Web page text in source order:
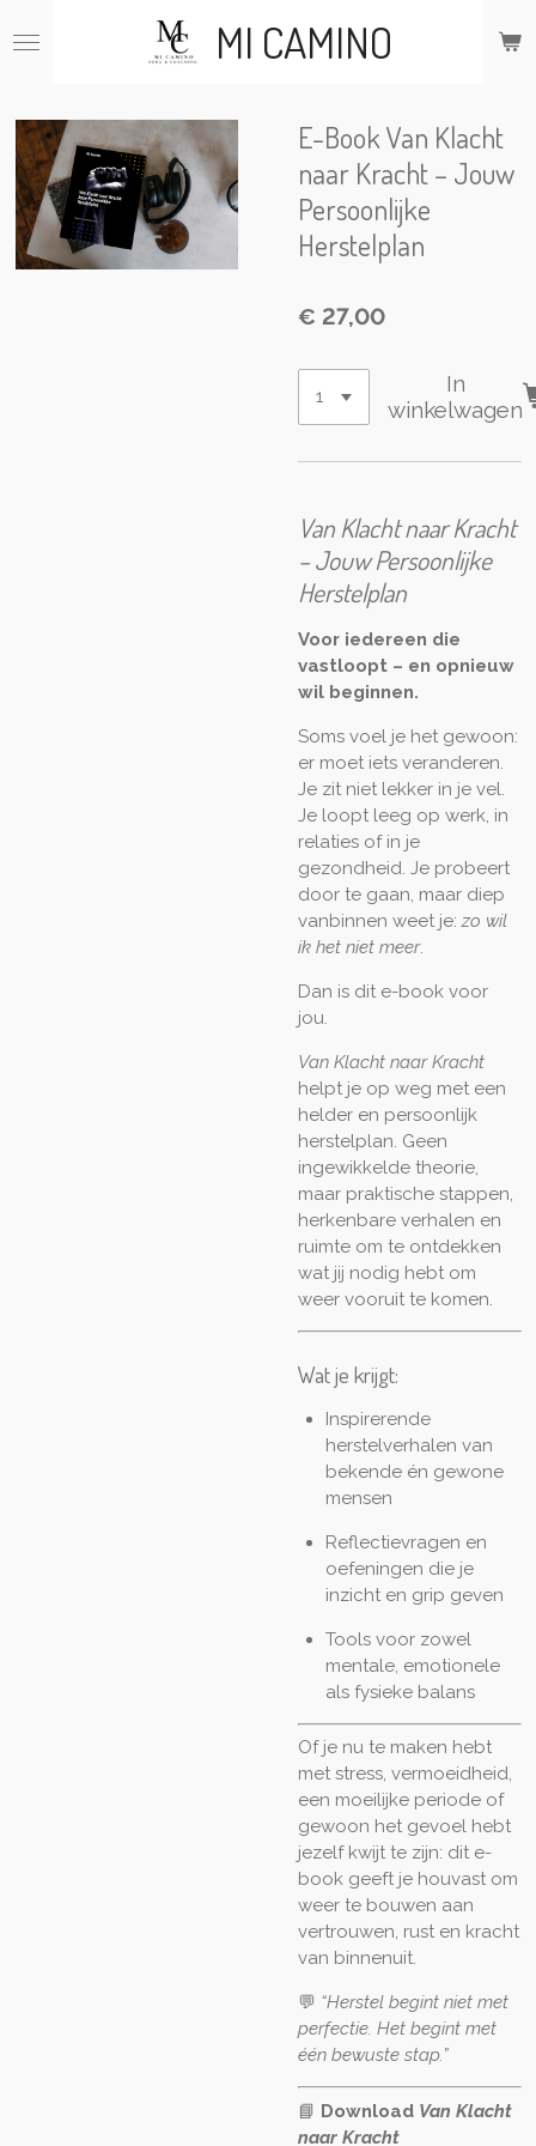
direct
hoofdinhoud
MI CAMINO
E-Book Van Klacht
naar Kracht – Jouw
Persoonlijke
Herstelplan
€ 27,00
In
winkelwagen
Van Klacht naar Kracht
– Jouw Persoonlijke
Herstelplan
Voor iedereen die
vastloopt – en opnieuw
wil beginnen.
Soms voel je het gewoon:
er moet iets veranderen.
Je zit niet lekker in je vel.
Je loopt leeg op werk, in
relaties of in je
gezondheid. Je probeert
door te gaan, maar diep
vanbinnen weet je:zo wil
ik het niet meer.
Dan is dit e-book voor
jou.
Van Klacht naar Kracht
helpt je op weg met een
helder en persoonlijk
herstelplan. Geen
ingewikkelde theorie,
maar praktische stappen,
herkenbare verhalen en
ruimte om te ontdekken
wat jij nodig hebt om
weer vooruit te komen.
Wat je krijgt:
Inspirerende
herstelverhalen van
bekende én gewone
mensen
Reflectievragen en
oefeningen die je
inzicht en grip geven
Tools voor zowel
mentale, emotionele
als fysieke balans
Of je nu te maken hebt
met stress, vermoeidheid,
een moeilijke periode of
gewoon het gevoel hebt
jezelf kwijt te zijn: dit e-
book geeft je houvast om
weer te bouwen aan
vertrouwen, rust en kracht
van binnenuit.
💬 “Herstel begint niet met
perfectie. Het begint met
één bewuste stap.”
📘 Download Van Klacht
naar Kracht